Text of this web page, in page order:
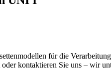
für die
kontaktieren Sie uns – wir